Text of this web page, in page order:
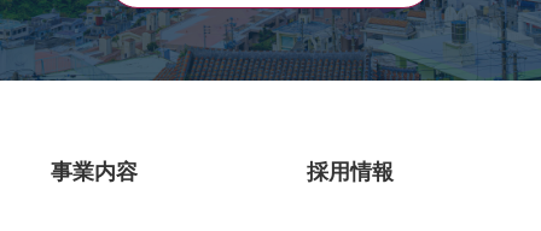
事業内容 採用情報